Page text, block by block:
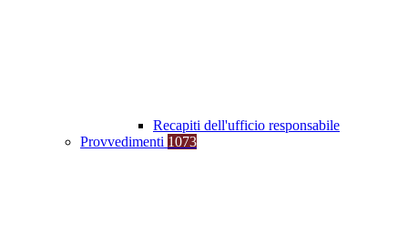
Recapiti dell'ufficio responsabile
Provvedimenti 1073